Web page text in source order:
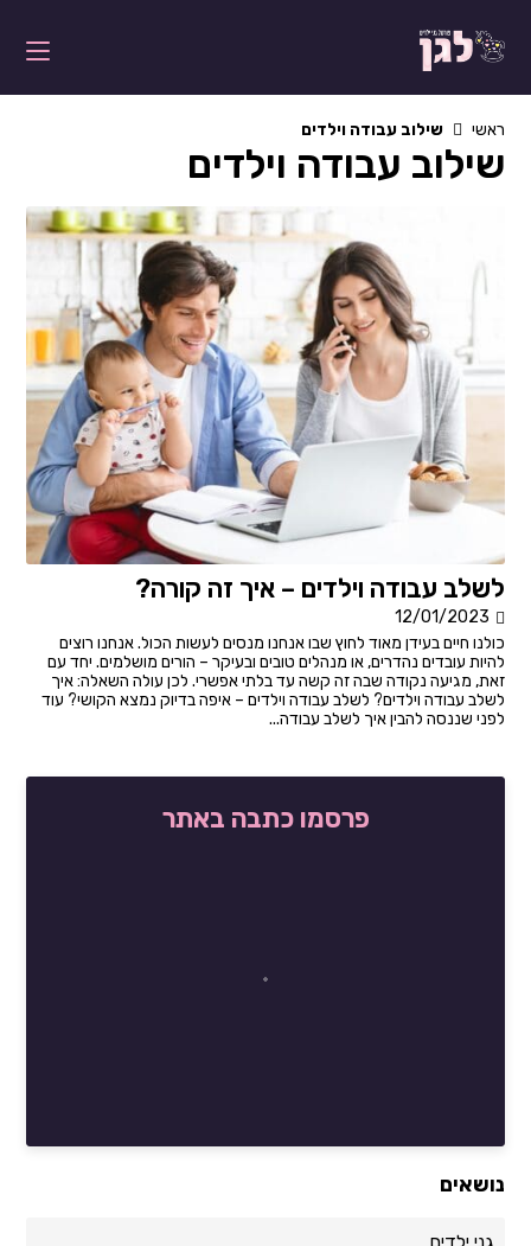
content
ראשי שילוב עבודה וילדים
שילוב עבודה וילדים
לשלב עבודה וילדים – איך זה קורה?
12/01/2023
כולנו חיים בעידן מאוד לחוץ שבו אנחנו מנסים לעשות הכול. אנחנו רוצים
להיות עובדים נהדרים, או מנהלים טובים ובעיקר – הורים מושלמים. יחד עם
זאת, מגיעה נקודה שבה זה קשה עד בלתי אפשרי. לכן עולה השאלה: איך
לשלב עבודה וילדים? לשלב עבודה וילדים – איפה בדיוק נמצא הקושי? עוד
לפני שננסה להבין איך לשלב עבודה...
פרסמו כתבה באתר
נושאים